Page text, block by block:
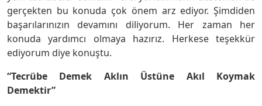
gerçekten bu konuda çok önem arz ediyor. Şimdiden
başarılarınızın devamını diliyorum. Her zaman her
konuda yardımcı olmaya hazırız. Herkese teşekkür
ediyorum diye konuştu.
“Tecrübe Demek Aklın Üstüne Akıl Koymak
Demektir”